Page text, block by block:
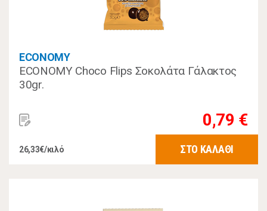
ECONOMY
ECONOMY Choco Flips Σοκολάτα Γάλακτος
30gr.
0,79 €
26,33€/κιλό ΣΤΟ ΚΑΛΑΘΙ